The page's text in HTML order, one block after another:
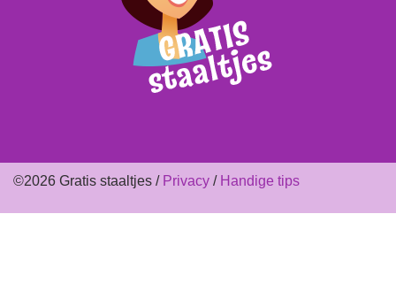
©2026 Gratis staaltjes / Privacy / Handige tips